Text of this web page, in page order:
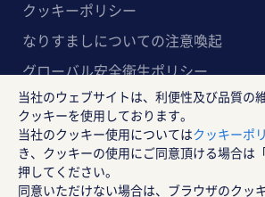
クッキーポリシー
なりすましについての注意喚起
グローバル安全衛生ポリシー
マルチステークホルダー方針
ランスタッド株式会社
〒102-8578 東京都千代田区紀尾井
タニガーデンコート21F
当社のウェブサイトは、利便性及び品質の
クッキーを使用しております。
当社のクッキー使用についてはクッキーポ
き、クッキーの使用にご同意頂ける場合は
押してください。
同意いただけない場合は、ブラウザのクッ